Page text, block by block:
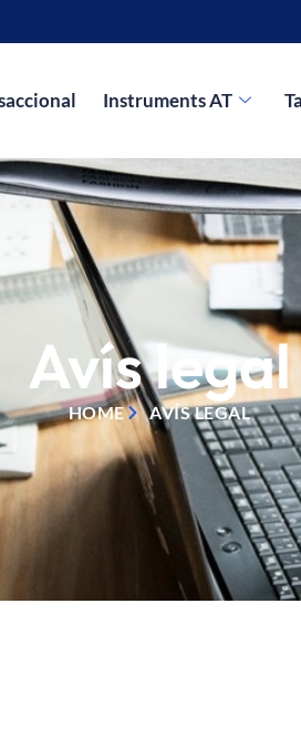
Instruments AT
Avís legal
HOME AVÍS LEGAL